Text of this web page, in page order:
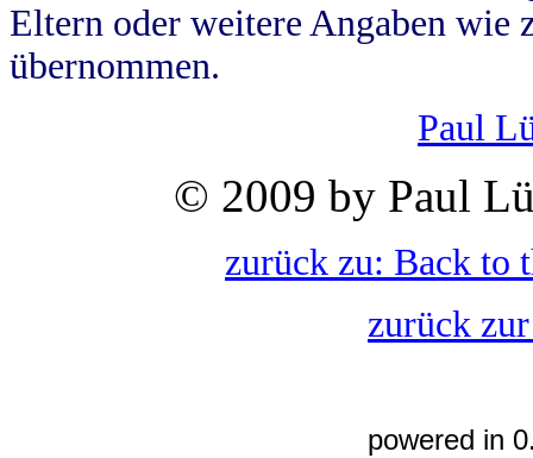
Eltern oder weitere Angaben wie
übernommen.
Paul
© 2009 by Paul
zurück zu: Back to
zurück
powered in